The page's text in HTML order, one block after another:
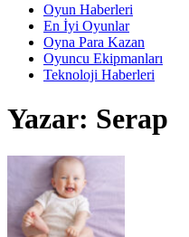
Oyun Haberleri
En İyi Oyunlar
Oyna Para Kazan
Oyuncu Ekipmanları
Teknoloji Haberleri
Yazar: Serap